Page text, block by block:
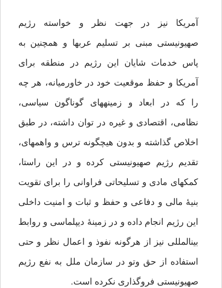
آمریکا نیز در جهت نظر و خواسته رژیم
صهیونیستی مبنی بر تسلیم عرب‏ها و همچنین به
پاس خدمات شایان این رژیم در منطقه برای
آمریکا و حفظ موقعیت خود در خاورمیانه، هر چه
را که در ابعاد و زمینه‏های گوناگون سیاسی،
نظامی، اقتصادی و غیره در توان داشته، در طبق
اخلاص گذاشته و بدون هیچ‏گونه ترس و واهمه‏ای،
تقدیم رژیم صهیونیستی کرده و در این راستا،
کمک‏های مادی و تسلیحاتی فراوانی را برای تقویت
بنیۀ مالی و دفاعی و حفظ و ثبات و امنیت داخلی
این رژیم انجام داده و در زمینۀ دیپلماسی و روابط
بین‏المللی نیز از هرگونه نفوذ و اعمال نظر و حتی
استفاده از حق وتو در سازمان ملل به نفع رژیم
صهیونیستی فروگذاری نکرده است.